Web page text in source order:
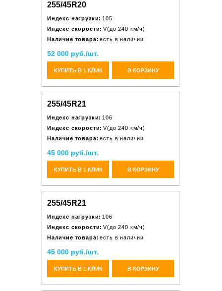
255/45R20
Индекс нагрузки: 105
Индекс скорости: V(до 240 км/ч)
Наличие товара: есть в наличии
52 000 руб./шт.
КУПИТЬ В 1 КЛИК В КОРЗИНУ
255/45R21
Индекс нагрузки: 106
Индекс скорости: V(до 240 км/ч)
Наличие товара: есть в наличии
45 000 руб./шт.
КУПИТЬ В 1 КЛИК В КОРЗИНУ
255/45R21
Индекс нагрузки: 106
Индекс скорости: V(до 240 км/ч)
Наличие товара: есть в наличии
45 000 руб./шт.
КУПИТЬ В 1 КЛИК В КОРЗИНУ